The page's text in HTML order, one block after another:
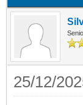
25/12/